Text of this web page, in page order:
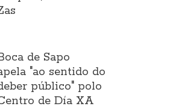
de Sapo
"ao sentido do
público" polo
de Día XA